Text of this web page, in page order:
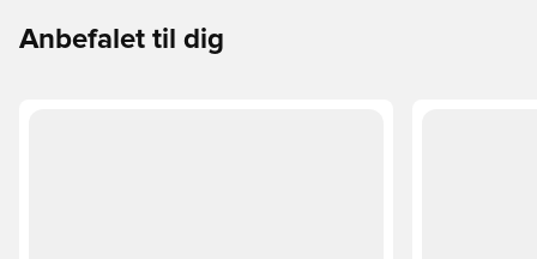
Anbefalet til dig